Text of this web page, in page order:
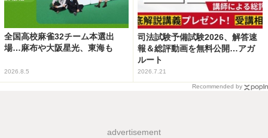
全国高校麻雀32チーム本選出
場…麻布や大阪星光、東海も
2026.8.5
司法試験予備試験2026、解答速
報＆総評動画を無料公開…アガ
ルート
2026.7.21
Recommended by
advertisement